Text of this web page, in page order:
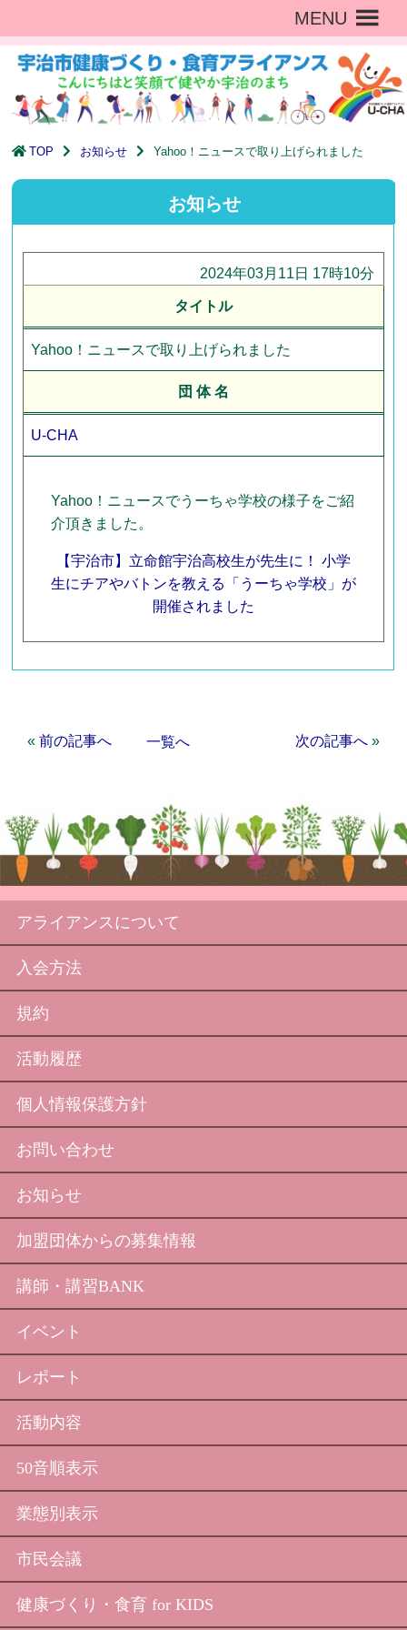
MENU
TOP お知らせ Yahoo！ニュースで取り上げられました
お知らせ
2024年03月11日 17時10分
タイトル
Yahoo！ニュースで取り上げられました
団 体 名
U-CHA
Yahoo！ニュースでうーちゃ学校の様子をご紹
介頂きました。
【宇治市】立命館宇治高校生が先生に！ 小学
生にチアやバトンを教える「うーちゃ学校」が
開催されました
«前の記事へ 一覧へ 次の記事へ»
アライアンスについて
入会方法
規約
活動履歴
個人情報保護方針
お問い合わせ
お知らせ
加盟団体からの募集情報
講師・講習BANK
イベント
レポート
活動内容
50音順表示
業態別表示
市民会議
健康づくり・食育 for KIDS